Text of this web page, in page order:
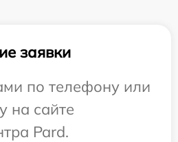
заявки
по телефону или
на сайте
Pard.